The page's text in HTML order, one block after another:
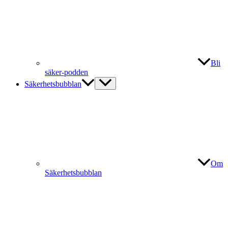
Bli
säker-podden
Säkerhetsbubblan
Om
Säkerhetsbubblan